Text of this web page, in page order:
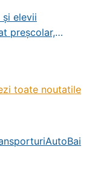
elevii
preșcolar,
toate noutatile